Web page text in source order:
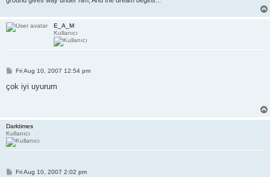
E_A_M
Kullanıcı
P
s
Fri Aug 10, 2007 12:54 pm
çok iyi uyurum
Darktimes
Kullanıcı
PFri Aug 10, 2007 2:02 pm